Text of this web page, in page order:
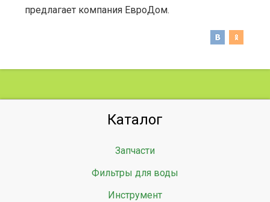
предлагает компания ЕвроДом.
Каталог
Запчасти
Фильтры для воды
Инструмент